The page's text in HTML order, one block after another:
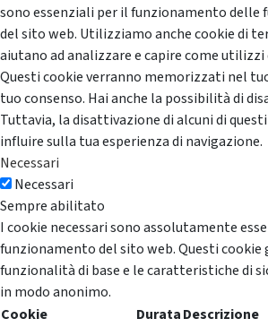
sono essenziali per il funzionamento delle
del sito web. Utilizziamo anche cookie di
aiutano ad analizzare e capire come
Questi cookie verranno memorizzati nel
tuo consenso. Hai anche la possibilità di
Tuttavia, la disattivazione di alcuni di
influire sulla tua esperienza di navigazione.
Necessari
Necessari
Sempre abilitato
I cookie necessari sono assolutamente
funzionamento del sito web. Questi cookie
funzionalità di base e le caratteristiche di
in modo anonimo.
Cookie
DurataDescrizione